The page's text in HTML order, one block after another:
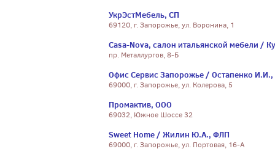
УкрЭстМебель, СП
69120, г. Запорожье, ул. Воронина, 1
Casa-Nova, салон итальянской мебели /
пр. Металлургов, 8-Б
Офис Сервис Запорожье / Остапенко
69000, г. Запорожье, ул. Колерова, 5
Промактив, ООО
69032, Южное Шоссе 32
Sweet Home / Жилин Ю.А., ФЛП
69000, г. Запорожье, ул. Портовая, 16-А